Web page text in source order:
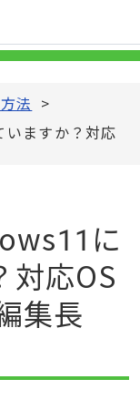
法 >
ますか？対応
に
対応OS
集長